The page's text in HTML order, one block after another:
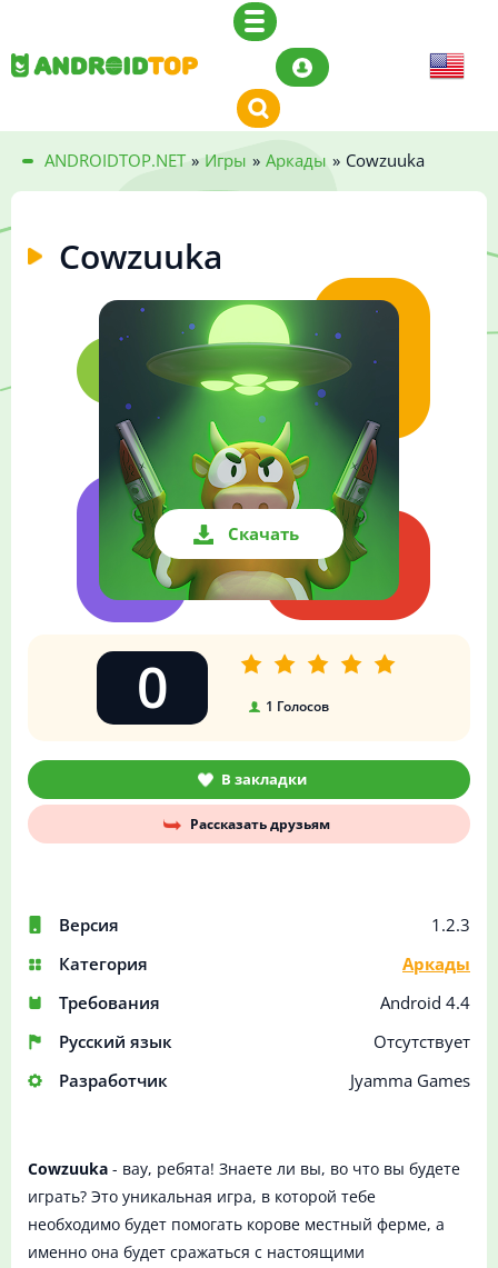
ANDROIDTOP.NET » Игры » Аркады » Cowzuuka
Cowzuuka
Скачать
Версия
1.2.3
Категория
Аркады
Требования
Android 4.4
Русский язык
Отсутствует
Разработчик
Jyamma Games
0 1 Голосов
В закладки
Рассказать друзьям
Cowzuuka - вау, ребята! Знаете ли вы, во что вы будете
играть? Это уникальная игра, в которой тебе
необходимо будет помогать корове местный ферме, а
именно она будет сражаться с настоящими